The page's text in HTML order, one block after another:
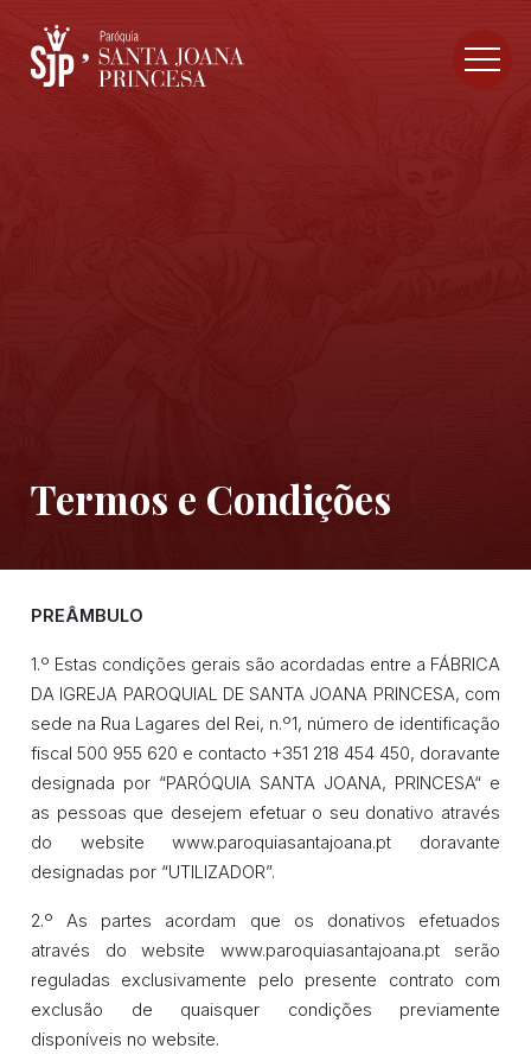
Termos e Condições
PREÂMBULO
1.º Estas condições gerais são acordadas entre a FÁBRICA
DA IGREJA PAROQUIAL DE SANTA JOANA PRINCESA, com
sede na Rua Lagares del Rei, n.º1, número de identificação
fiscal 500 955 620 e contacto +351 218 454 450, doravante
designada por “PARÓQUIA SANTA JOANA, PRINCESA“ e
as pessoas que desejem efetuar o seu donativo através
do website www.paroquiasantajoana.pt doravante
designadas por “UTILIZADOR”.
2.º As partes acordam que os donativos efetuados
através do website www.paroquiasantajoana.pt serão
reguladas exclusivamente pelo presente contrato com
exclusão de quaisquer condições previamente
disponíveis no website.